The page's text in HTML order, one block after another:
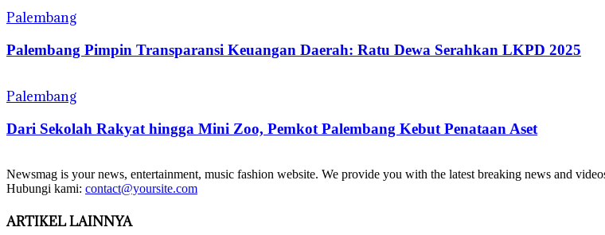
Palembang
Palembang Pimpin Transparansi Keuangan Daerah: Ratu Dewa Serahkan LKPD 2025
Palembang
Dari Sekolah Rakyat hingga Mini Zoo, Pemkot Palembang Kebut Penataan Aset
Newsmag is your news, entertainment, music fashion website. We provide you with the latest breaking news and
Hubungi kami: contact@yoursite.com
ARTIKEL LAINNYA